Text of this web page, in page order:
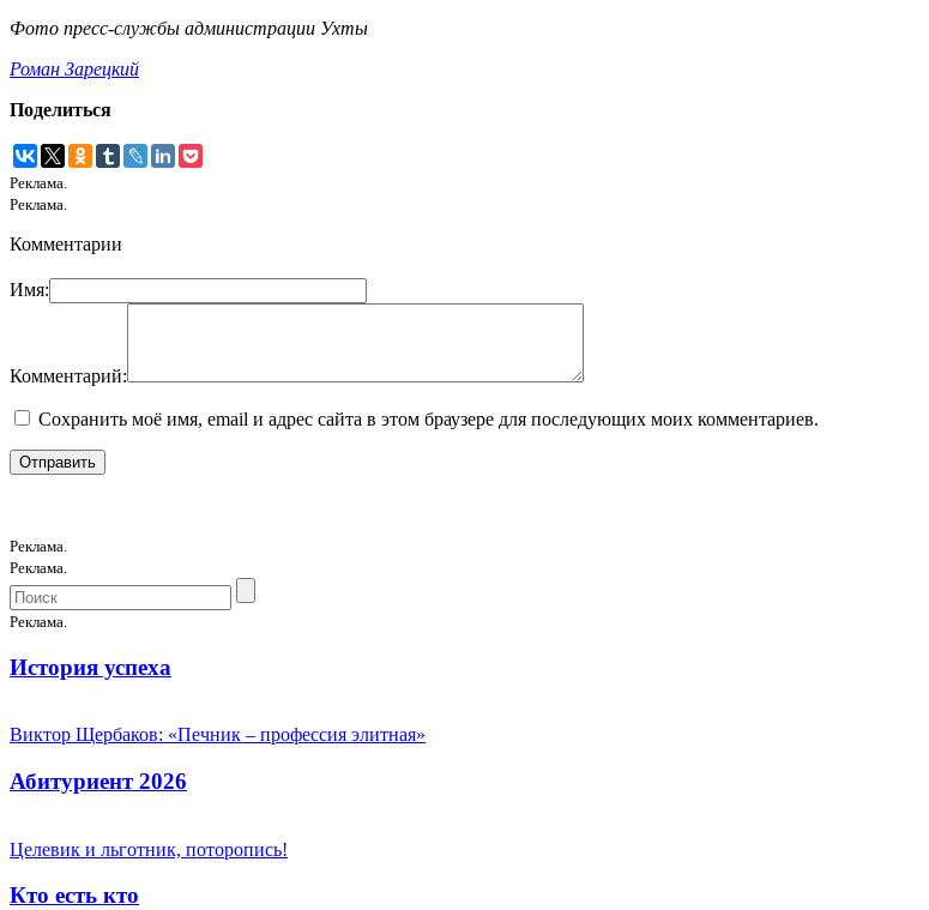
Фото пресс-службы администрации Ухты
Роман Зарецкий
Поделиться
Реклама.
Реклама.
Комментарии
Имя:
Комментарий:
Сохранить моё имя, email и адрес сайта в этом браузере для последующих моих комментариев.
Реклама.
Реклама.
Реклама.
История успеха
Виктор Щербаков: «Печник – профессия элитная»
Абитуриент 2026
Целевик и льготник, поторопись!
Кто есть кто